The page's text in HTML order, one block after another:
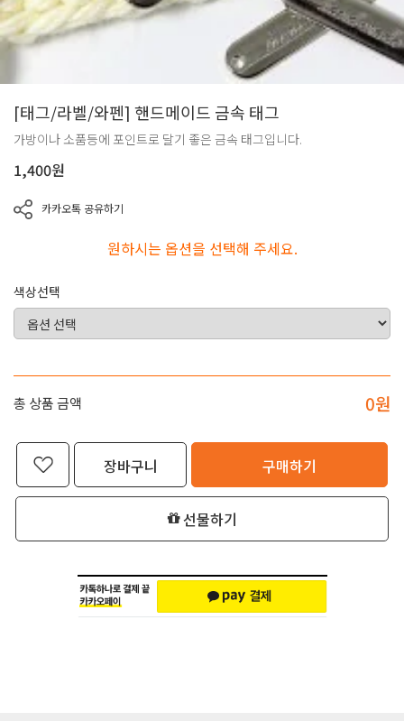
[태그/라벨/와펜] 핸드메이드 금속 태그
가방이나 소품등에 포인트로 달기 좋은 금속 태그입니다.
1,400원
카카오톡 공유하기
원하시는 옵션을 선택해 주세요.
색상선택
총 상품 금액 0원
장바구니 구매하기
선물하기